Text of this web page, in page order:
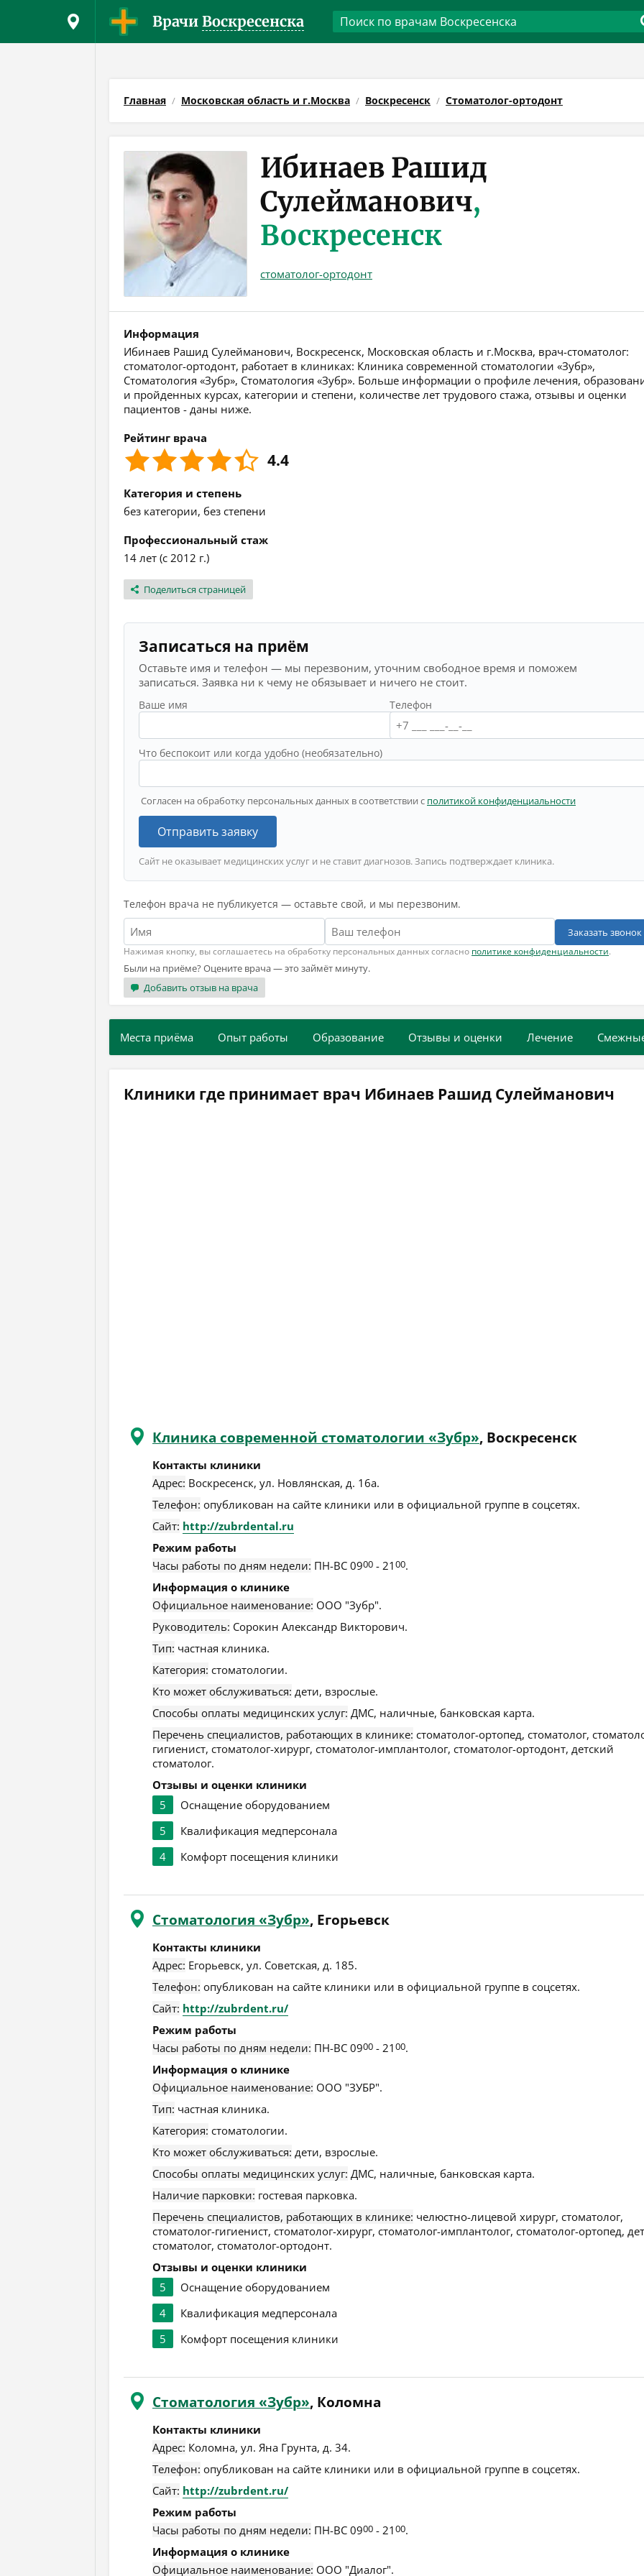
Врачи Воскресенска
Главная Московская область и г.Москва Воскресенск Стоматолог-ортодонт
Ибинаев Рашид
Сулейманович,
Воскресенск
стоматолог-ортодонт
Информация
Ибинаев Рашид Сулейманович, Воскресенск, Московская область и г.Москва, врач-стоматолог:
стоматолог-ортодонт, работает в клиниках: Клиника современной стоматологии «Зубр»,
Стоматология «Зубр», Стоматология «Зубр». Больше информации о профиле лечения,
и пройденных курсах, категории и степени, количестве лет трудового стажа, отзывы и оценки
пациентов - даны ниже.
Рейтинг врача
4.4
Категория и степень
без категории, без степени
Профессиональный стаж
14 лет (с 2012 г.)
Поделиться страницей
Записаться на приём
Оставьте имя и телефон — мы перезвоним, уточним свободное время и поможем
записаться. Заявка ни к чему не обязывает и ничего не стоит.
Ваше имя Телефон
Что беспокоит или когда удобно (необязательно)
Согласен на обработку персональных данных в соответствии с политикой конфиденциальности
Отправить заявку
Сайт не оказывает медицинских услуг и не ставит диагнозов. Запись подтверждает клиника.
Телефон врача не публикуется — оставьте свой, и мы перезвоним.
Заказать звонок
Нажимая кнопку, вы соглашаетесь на обработку персональных данных согласно политике конфиденциальности.
Были на приёме? Оцените врача — это займёт минуту.
Добавить отзыв на врача
Места приёма Опыт работы Образование Отзывы и оценки Лечение
Клиники где принимает врач Ибинаев Рашид Сулейманович
Клиника современной стоматологии «Зубр», Воскресенск
Контакты клиники
Адрес: Воскресенск, ул. Новлянская, д. 16а.
Телефон: опубликован на сайте клиники или в официальной группе в соцсетях.
Сайт: http://zubrdental.ru
Режим работы
Часы работы по дням недели: ПН-ВС 0900 - 2100.
Информация о клинике
Официальное наименование: ООО "Зубр".
Руководитель: Сорокин Александр Викторович.
Тип: частная клиника.
Категория: стоматологии.
Кто может обслуживаться: дети, взрослые.
Способы оплаты медицинских услуг: ДМС, наличные, банковская карта.
Перечень специалистов, работающих в клинике: стоматолог-ортопед, стоматолог,
гигиенист, стоматолог-хирург, стоматолог-имплантолог, стоматолог-ортодонт, детский
стоматолог.
Отзывы и оценки клиники
5
Оснащение оборудованием
5
Квалификация медперсонала
4
Комфорт посещения клиники
Стоматология «Зубр», Егорьевск
Контакты клиники
Адрес: Егорьевск, ул. Советская, д. 185.
Телефон: опубликован на сайте клиники или в официальной группе в соцсетях.
Сайт: http://zubrdent.ru/
Режим работы
Часы работы по дням недели: ПН-ВС 0900 - 2100.
Информация о клинике
Официальное наименование: ООО "ЗУБР".
Тип: частная клиника.
Категория: стоматологии.
Кто может обслуживаться: дети, взрослые.
Способы оплаты медицинских услуг: ДМС, наличные, банковская карта.
Наличие парковки: гостевая парковка.
Перечень специалистов, работающих в клинике: челюстно-лицевой хирург, стоматолог,
стоматолог-гигиенист, стоматолог-хирург, стоматолог-имплантолог, стоматолог-ортопед,
стоматолог, стоматолог-ортодонт.
Отзывы и оценки клиники
5
Оснащение оборудованием
4
Квалификация медперсонала
5
Комфорт посещения клиники
Стоматология «Зубр», Коломна
Контакты клиники
Адрес: Коломна, ул. Яна Грунта, д. 34.
Телефон: опубликован на сайте клиники или в официальной группе в соцсетях.
Сайт: http://zubrdent.ru/
Режим работы
Часы работы по дням недели: ПН-ВС 0900 - 2100.
Информация о клинике
Официальное наименование: ООО "Диалог".